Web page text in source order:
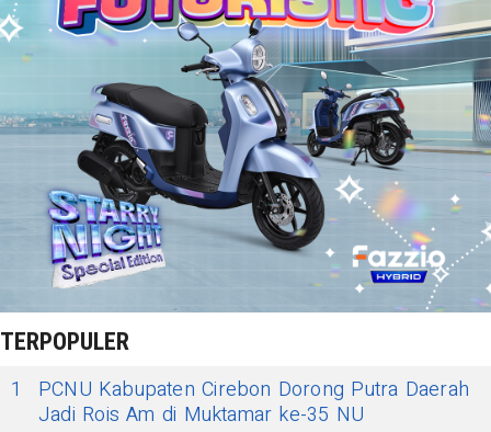
TERPOPULER
1
PCNU Kabupaten Cirebon Dorong Putra Daerah
Jadi Rois Am di Muktamar ke-35 NU